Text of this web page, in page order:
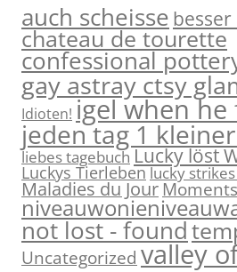
auch scheisse
chateau de tourette
confessional
gay astray ctsy
Idioten! igel when he
jeden tag 1
liebes tagebuch Lucky löst
Luckys Tierlebenlucky
Maladies du Jour
not lost - found
Uncategorized valley